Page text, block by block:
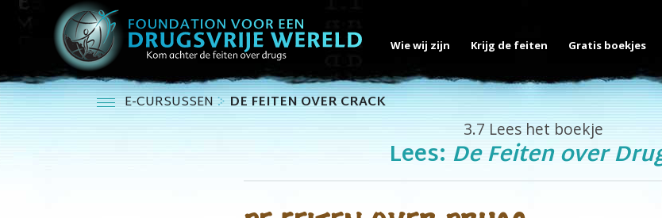
Wie wij zijn Krijg de feiten Gratis boekjes
E-CURSUSSEN DE FEITEN OVER CRACK
3.7 Lees het boekje
Lees: De Feiten over